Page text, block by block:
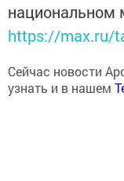
национальном
https://max.ru/
Сейчас новости
узнать и в нашем